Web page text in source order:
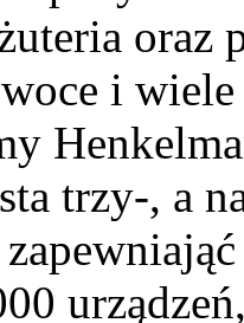
oraz
i
trzy-, a